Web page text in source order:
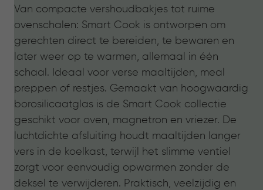
Van compacte vershoudbakjes tot ruime
ovenschalen: Smart Cook is ontworpen om
gerechten direct te bereiden, te bewaren en
later weer op te warmen, allemaal in één
schaal. Ideaal voor verse maaltijden, meal
preppen of restjes. Gemaakt van hoogwaardig
borosilicaatglas is de Smart Cook collectie
geschikt voor oven, magnetron en vriezer. De
luchtdichte afsluiting houdt maaltijden langer
vers in de koelkast, terwijl het slimme ventiel
zorgt voor eenvoudig opwarmen zonder de
deksel te verwijderen. Praktisch, veelzijdig en